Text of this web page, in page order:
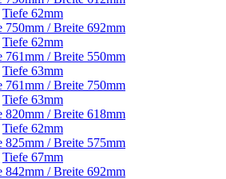
Tiefe 62mm
750mm / Breite 692mm
Tiefe 62mm
761mm / Breite 550mm
Tiefe 63mm
761mm / Breite 750mm
Tiefe 63mm
820mm / Breite 618mm
Tiefe 62mm
825mm / Breite 575mm
Tiefe 67mm
842mm / Breite 692mm